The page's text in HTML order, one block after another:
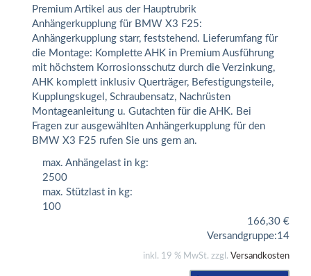
Premium Artikel aus der Hauptrubrik
Anhängerkupplung für BMW X3 F25:
Anhängerkupplung starr, feststehend. Lieferumfang für
die Montage: Komplette AHK in Premium Ausführung
mit höchstem Korrosionsschutz durch die Verzinkung,
AHK komplett inklusiv Querträger, Befestigungsteile,
Kupplungskugel, Schraubensatz, Nachrüsten
Montageanleitung u. Gutachten für die AHK. Bei
Fragen zur ausgewählten Anhängerkupplung für den
BMW X3 F25 rufen Sie uns gern an.
max. Anhängelast in kg:
2500
max. Stützlast in kg:
100
166,30 €
Versandgruppe:14
inkl. 19 % MwSt. zzgl. Versandkosten